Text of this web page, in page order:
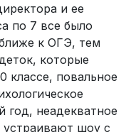
и ее
по 7 все было
к ОГЭ, тем
которые
классе, повальное
год, неадекватное
устраивают шоу с